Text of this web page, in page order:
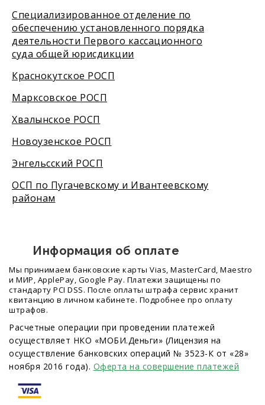
Специализированное отделение по
обеспечению установленного порядка
деятельности Первого кассационного
суда общей юрисдикции
Краснокутское РОСП
Марксовское РОСП
Хвалынское РОСП
Новоузенское РОСП
Энгельсский РОСП
ОСП по Пугачевскому и Ивантеевскому
районам
Информация об оплате
Мы принимаем банковские карты Vias, MasterCard, Maestro
и МИР, ApplePay, Google Pay. Платежи защищены по
стандарту PCI DSS. После оплаты штрафа сервис хранит
квитанцию в личном кабинете. Подробнее про оплату
штрафов.
Расчетные операции при проведении платежей
осуществляет НКО «МОБИ.Деньги» (Лицензия на
осуществление банковских операций № 3523-К от «28»
ноября 2016 года). Оферта на совершение платежей